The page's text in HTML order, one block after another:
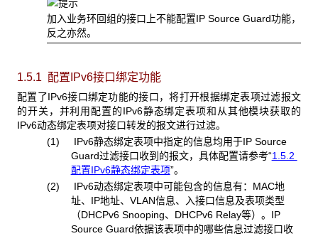
加入业务环回组的接口上不能配置IP Source Guard功能，
反之亦然。
1.5.1 配置IPv6接口绑定功能
配置了IPv6接口绑定功能的接口，将打开根据绑定表项过滤报文
的开关，并利用配置的IPv6静态绑定表项和从其他模块获取的
IPv6动态绑定表项对接口转发的报文进行过滤。
(1) IPv6静态绑定表项中指定的信息均用于IP Source
Guard过滤接口收到的报文，具体配置请参考“1.5.2
配置IPv6静态绑定表项”。
(2) IPv6动态绑定表项中可能包含的信息有：MAC地
址、IP地址、VLAN信息、入接口信息及表项类型
（DHCPv6 Snooping、DHCPv6 Relay等）。IP
Source Guard依据该表项中的哪些信息过滤接口收